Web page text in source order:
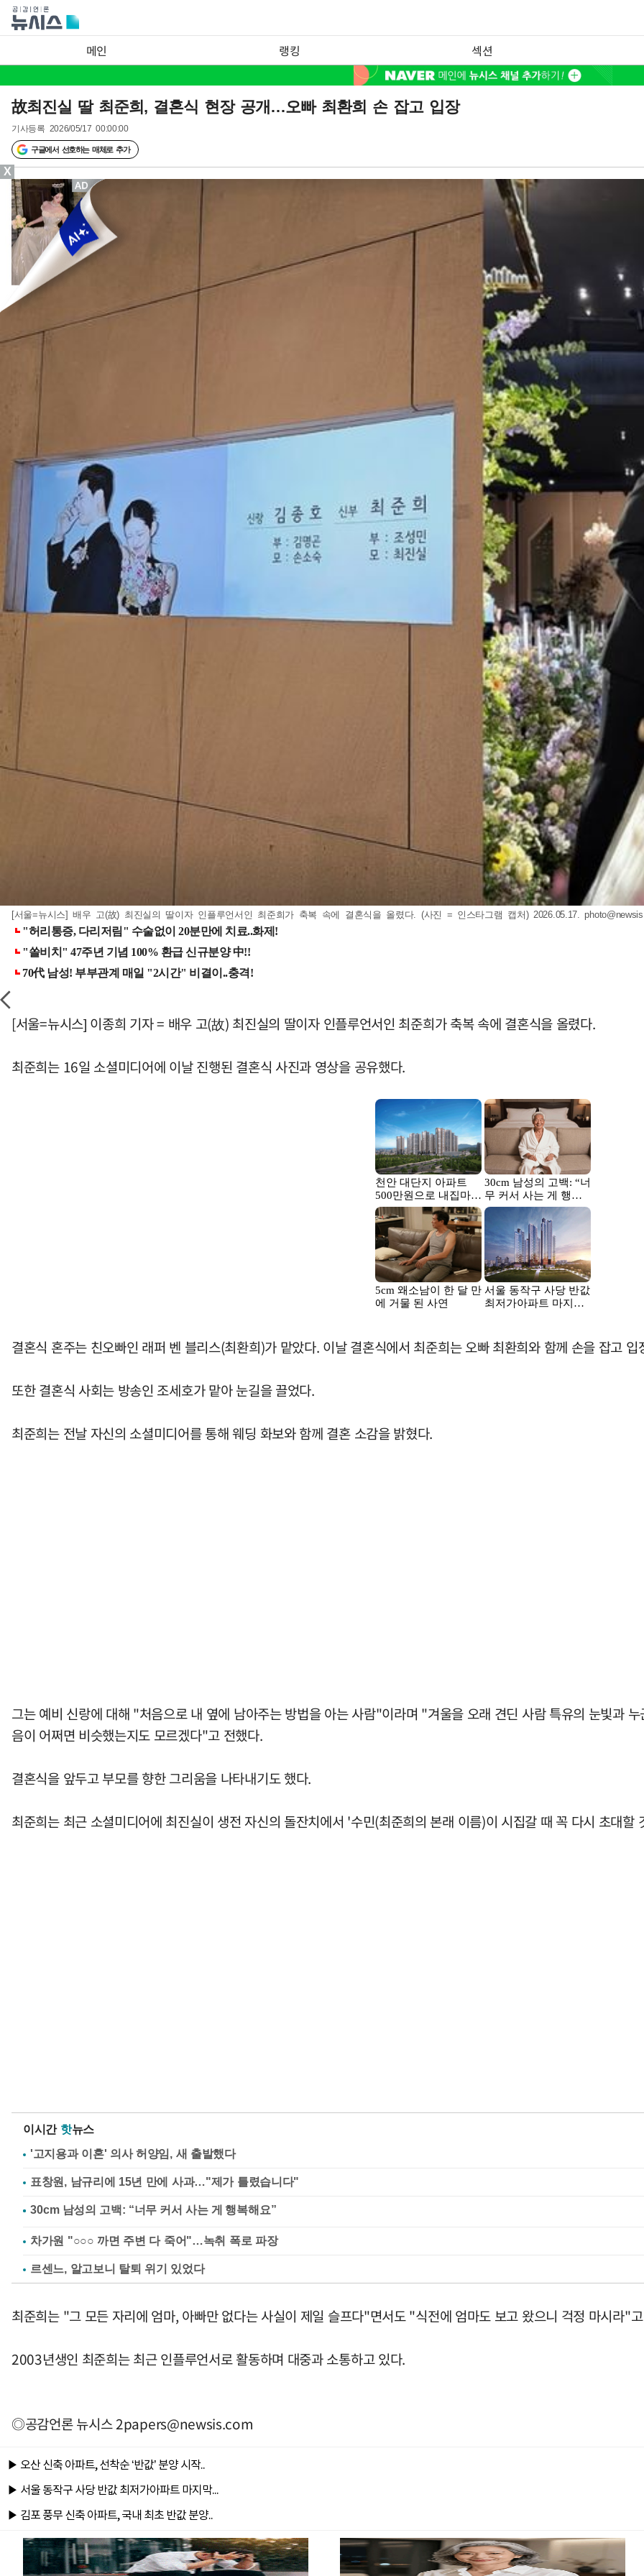
메인 랭킹 섹션
故최진실 딸 최준희, 결혼식 현장 공개…오빠 최환희 손 잡고 입장
기사등록 2026/05/17 00:00:00
구글에서 선호하는 매체로 추가
[서울=뉴시스] 배우 고(故) 최진실의 딸이자 인플루언서인 최준희가 축복 속에 결혼식을 올렸다. (사진 = 인스타그램 캡처) 2026.05.17.
[서울=뉴시스] 이종희 기자 = 배우 고(故) 최진실의 딸이자 인플루언서인 최준희가 축복 속에 결혼식을 올렸다.
최준희는 16일 소셜미디어에 이날 진행된 결혼식 사진과 영상을 공유했다.
결혼식 혼주는 친오빠인 래퍼 벤 블리스(최환희)가 맡았다. 이날 결혼식에서 최준희는 오빠 최환희와 함께 손을 잡고 입
또한 결혼식 사회는 방송인 조세호가 맡아 눈길을 끌었다.
최준희는 전날 자신의 소셜미디어를 통해 웨딩 화보와 함께 결혼 소감을 밝혔다.
그는 예비 신랑에 대해 "처음으로 내 옆에 남아주는 방법을 아는 사람"이라며 "겨울을 오래 견딘 사람 특유의 눈빛과
음이 어쩌면 비슷했는지도 모르겠다"고 전했다.
결혼식을 앞두고 부모를 향한 그리움을 나타내기도 했다.
최준희는 최근 소셜미디어에 최진실이 생전 자신의 돌잔치에서 '수민(최준희의 본래 이름)이 시집갈 때 꼭 다시 초대
이시간 핫뉴스
'고지용과 이혼' 의사 허양임, 새 출발했다
표창원, 남규리에 15년 만에 사과…"제가 틀렸습니다"
차가원 "○○○ 까면 주변 다 죽어"…녹취 폭로 파장
르센느, 알고보니 탈퇴 위기 있었다
최준희는 "그 모든 자리에 엄마, 아빠만 없다는 사실이 제일 슬프다"면서도 "식전에 엄마도 보고 왔으니 걱정 마시라"
2003년생인 최준희는 최근 인플루언서로 활동하며 대중과 소통하고 있다.
◎공감언론 뉴시스2papers@newsis.com
X